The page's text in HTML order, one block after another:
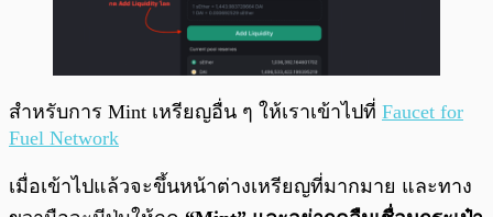
สำหรับการ Mint เหรียญอื่น ๆ ให้เราเข้าไปที่ Faucet for
Fuel Network
เมื่อเข้าไปแล้วจะขึ้นหน้าต่างเหรียญที่มากมาย และทาง